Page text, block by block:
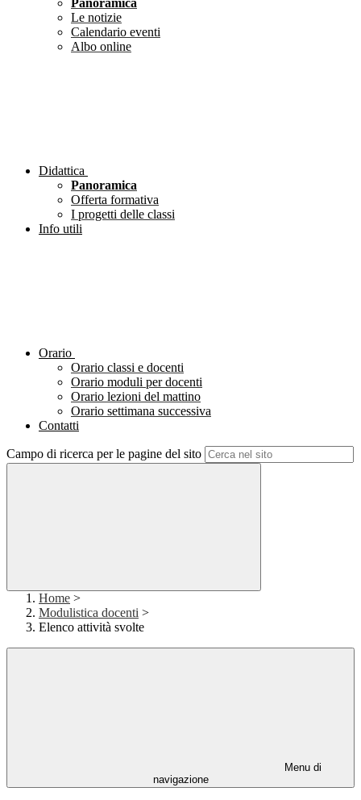
Panoramica
Le notizie
Calendario eventi
Albo online
Didattica
Panoramica
Offerta formativa
I progetti delle classi
Info utili
Orario
Orario classi e docenti
Orario moduli per docenti
Orario lezioni del mattino
Orario settimana successiva
Contatti
Campo di ricerca per le pagine del sito
Home >
Modulistica docenti >
Elenco attività svolte
Menu di
navigazione